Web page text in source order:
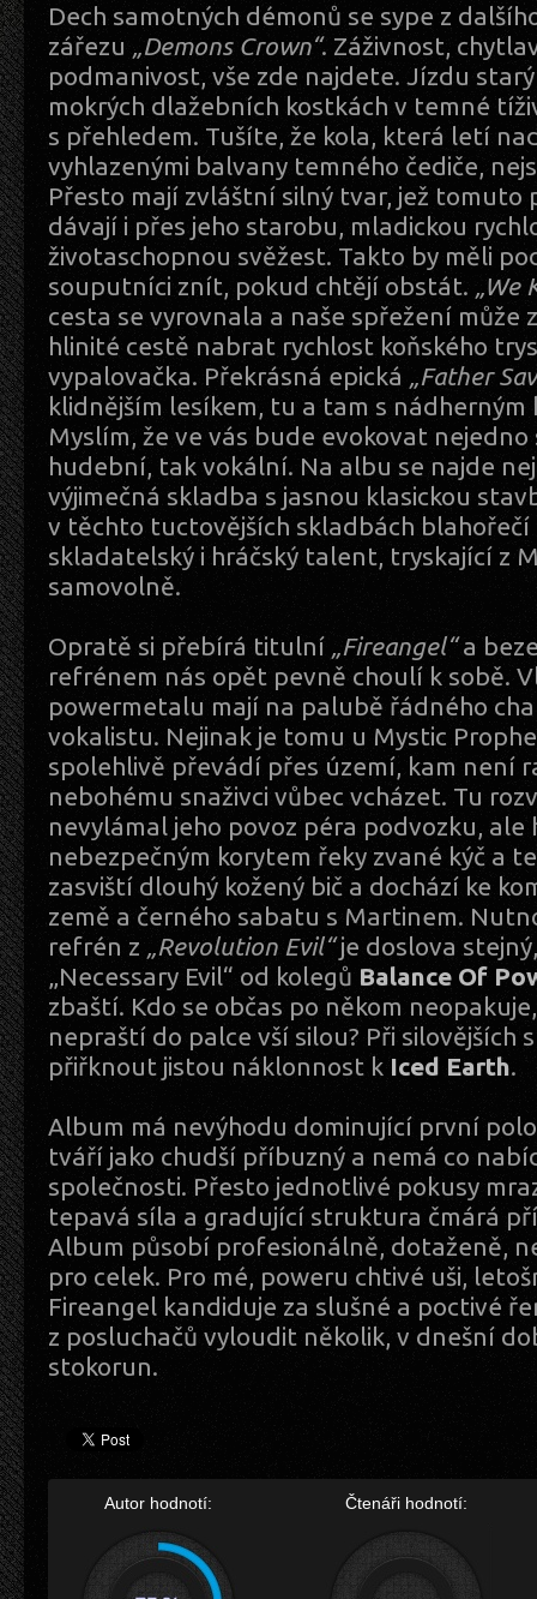
Dech samotných démonů se sype z
zářezu „Demons Crown“. Záživnost,
podmanivost, vše zde najdete. Jízdu
mokrých dlažebních kostkách v temné
s přehledem. Tušíte, že kola, která letí
vyhlazenými balvany temného čediče,
Přesto mají zvláštní silný tvar, jež tomuto
dávají i přes jeho starobu, mladickou
životaschopnou svěžest. Takto by měli
souputníci znít, pokud chtějí obstát. „We
cesta se vyrovnala a naše spřežení může
hlinité cestě nabrat rychlost koňského
vypalovačka. Překrásná epická „Father
klidnějším lesíkem, tu a tam s nádherným
Myslím, že ve vás bude evokovat nejedno
hudební, tak vokální. Na albu se najde
výjimečná skladba s jasnou klasickou
v těchto tuctovějších skladbách blahořečí
skladatelský i hráčský talent, tryskající z
samovolně.
Opratě si přebírá titulní „Fireangel“a
refrénem nás opět pevně choulí k sobě.
powermetalu mají na palubě řádného
vokalistu. Nejinak je tomu u Mystic
spolehlivě převádí přes území, kam není
nebohému snaživci vůbec vcházet. Tu
nevylámal jeho povoz péra podvozku, ale
nebezpečným korytem řeky zvané kýč a
zasviští dlouhý kožený bič a dochází ke
země a černého sabatu s Martinem.
refrén z „Revolution Evil“je doslova
„Necessary Evil“ od kolegů Balance Of
zbaští. Kdo se občas po někom
nepraští do palce vší silou? Při silovějších
přiřknout jistou náklonnost k Iced Earth.
Album má nevýhodu dominující první
tváří jako chudší příbuzný a nemá co
společnosti. Přesto jednotlivé pokusy
tepavá síla a gradující struktura čmárá
Album působí profesionálně, dotaženě,
pro celek. Pro mé, poweru chtivé uši,
Fireangel kandiduje za slušné a poctivé
z posluchačů vyloudit několik, v dnešní
stokorun.
Autor hodnotí: Čtenáři hodnotí: